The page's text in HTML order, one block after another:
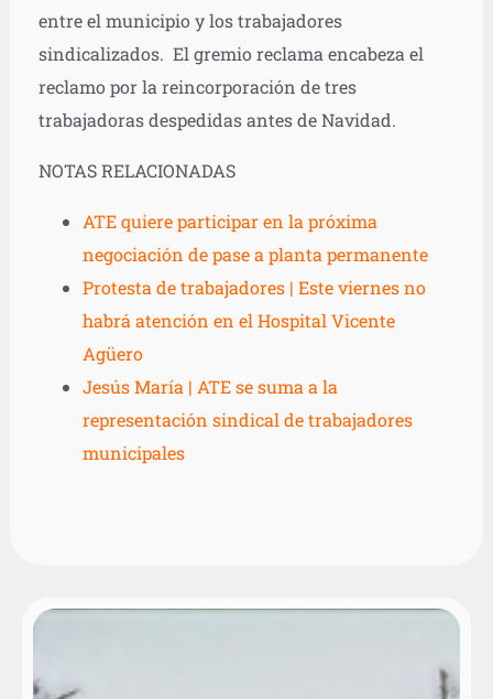
entre el municipio y los trabajadores
sindicalizados. El gremio reclama encabeza el
reclamo por la reincorporación de tres
trabajadoras despedidas antes de Navidad.
NOTAS RELACIONADAS
ATE quiere participar en la próxima
negociación de pase a planta permanente
Protesta de trabajadores | Este viernes no
habrá atención en el Hospital Vicente
Agüero
Jesús María | ATE se suma a la
representación sindical de trabajadores
municipales